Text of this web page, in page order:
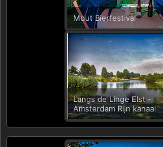
Mout Bierfestival
Langs de Linge Elst -
Amsterdam Rijn kanaal